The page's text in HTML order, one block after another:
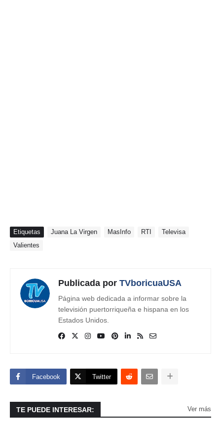
Etiquetas Juana La Virgen MasInfo RTI
Televisa
Valientes
Publicada por TVboricuaUSA
Página web dedicada a informar sobre la
televisión puertorriqueña e hispana en los
Estados Unidos.
Facebook Twitter
TE PUEDE INTERESAR: Ver más